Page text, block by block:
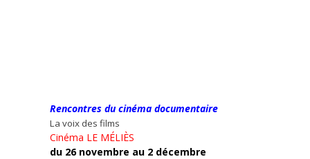
Rencontres du cinéma documentaire
La voix des films
Cinéma LE MÉLIÈS
du 26 novembre au 2 décembre